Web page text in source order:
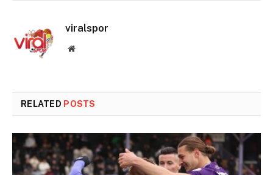
viralspor
Website
RELATED POSTS